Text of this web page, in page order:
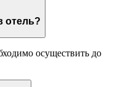
В какое время заезд и выезд в отель?
осуществить до